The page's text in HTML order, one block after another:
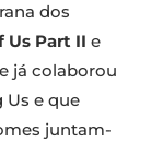
dos
Us Part II e
já colaborou
Us e que
juntam-